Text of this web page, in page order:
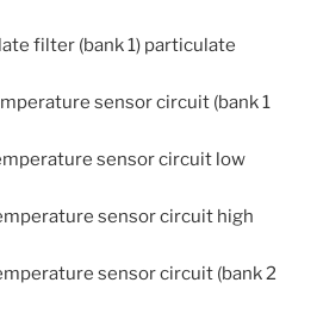
filter (bank 1) particulate
sensor circuit (bank 1
sensor circuit low
sensor circuit high
sensor circuit (bank 2